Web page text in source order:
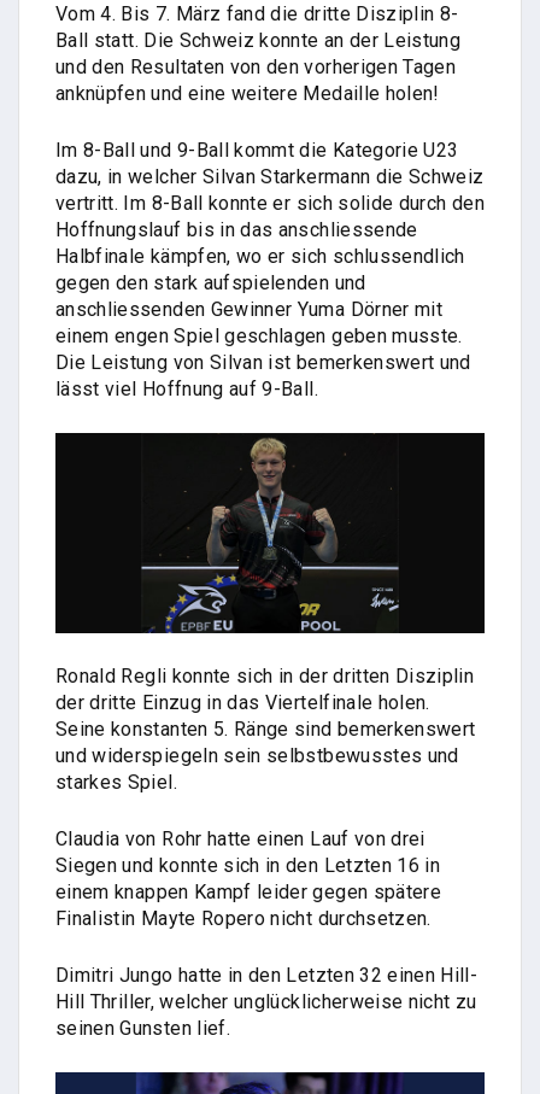
Vom 4. Bis 7. März fand die dritte Disziplin 8-
Ball statt. Die Schweiz konnte an der Leistung
und den Resultaten von den vorherigen Tagen
anknüpfen und eine weitere Medaille holen!
Im 8-Ball und 9-Ball kommt die Kategorie U23
dazu, in welcher Silvan Starkermann die Schweiz
vertritt. Im 8-Ball konnte er sich solide durch den
Hoffnungslauf bis in das anschliessende
Halbfinale kämpfen, wo er sich schlussendlich
gegen den stark aufspielenden und
anschliessenden Gewinner Yuma Dörner mit
einem engen Spiel geschlagen geben musste.
Die Leistung von Silvan ist bemerkenswert und
lässt viel Hoffnung auf 9-Ball.
Ronald Regli konnte sich in der dritten Disziplin
der dritte Einzug in das Viertelfinale holen.
Seine konstanten 5. Ränge sind bemerkenswert
und widerspiegeln sein selbstbewusstes und
starkes Spiel.
Claudia von Rohr hatte einen Lauf von drei
Siegen und konnte sich in den Letzten 16 in
einem knappen Kampf leider gegen spätere
Finalistin Mayte Ropero nicht durchsetzen.
Dimitri Jungo hatte in den Letzten 32 einen Hill-
Hill Thriller, welcher unglücklicherweise nicht zu
seinen Gunsten lief.